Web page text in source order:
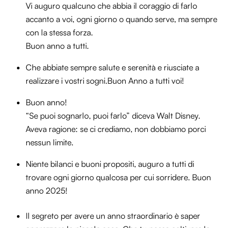
Vi auguro qualcuno che abbia il coraggio di farlo
accanto a voi, ogni giorno o quando serve, ma sempre
con la stessa forza.
Buon anno a tutti.
Che abbiate sempre salute e serenità e riusciate a
realizzare i vostri sogni.Buon Anno a tutti voi!
Buon anno!
“Se puoi sognarlo, puoi farlo” diceva Walt Disney.
Aveva ragione: se ci crediamo, non dobbiamo porci
nessun limite.
Niente bilanci e buoni propositi, auguro a tutti di
trovare ogni giorno qualcosa per cui sorridere. Buon
anno 2025!
Il segreto per avere un anno straordinario è saper